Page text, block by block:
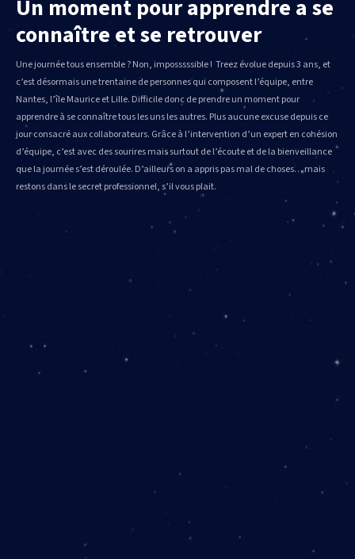
Un moment pour apprendre a se
connaître et se retrouver
Une journée tous ensemble ? Non, imposssssible ! Treez évolue depuis 3 ans, et
c’est désormais une trentaine de personnes qui composent l’équipe, entre
Nantes, l’île Maurice et Lille. Difficile donc de prendre un moment pour
apprendre à se connaître tous les uns les autres. Plus aucune excuse depuis ce
jour consacré aux collaborateurs. Grâce à l’intervention d’un expert en cohésion
d’équipe, c’est avec des sourires mais surtout de l’écoute et de la bienveillance
que la journée s’est déroulée. D’ailleurs on a appris pas mal de choses… mais
restons dans le secret professionnel, s’il vous plait.